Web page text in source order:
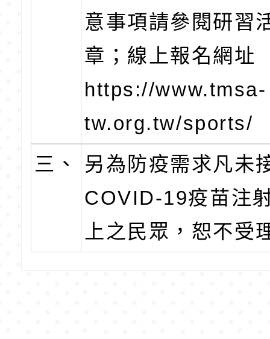
意事項請參閱研習
章；線上報名網址
https://www.tmsa-
tw.org.tw/sports/
三、
另為防疫需求凡未
COVID-19疫苗注
上之民眾，恕不受